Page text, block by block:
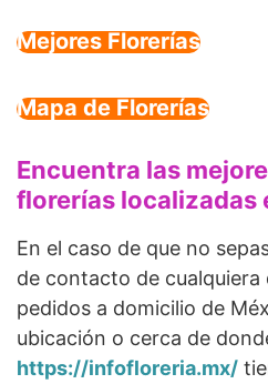
Mejores Florerías
Mapa de Florerías
Encuentra las
florerías localizadas
En el caso de que no
de contacto de
pedidos a domicilio de
ubicación o cerca de
https://infofloreria.mx/